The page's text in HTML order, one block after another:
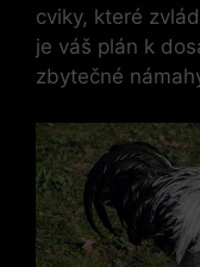
cviky, které
je váš plán k
zbytečné